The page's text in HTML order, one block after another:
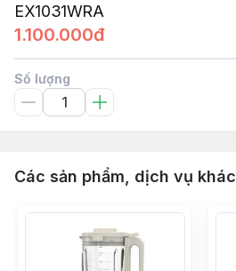
EX1031WRA
1.100.000đ
Số lượng
Các sản phẩm, dịch vụ khác